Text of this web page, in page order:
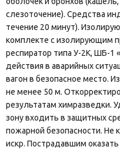
слезоточение). Средства
течение 20 минут).
комплекте с изолирующим
респиратор типа У-2К, ШБ-1
действия в аварийных
вагон в безопасное место.
не менее 50 м.
результатам химразведки.
зону входить в защитных
пожарной безопасности. Не
искр. Пострадавшим